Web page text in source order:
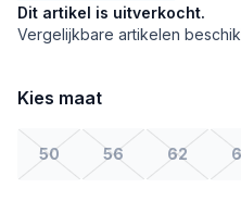
Dit artikel is uitverkocht.
Vergelijkbare artikelen
Kies maat
50 56 62